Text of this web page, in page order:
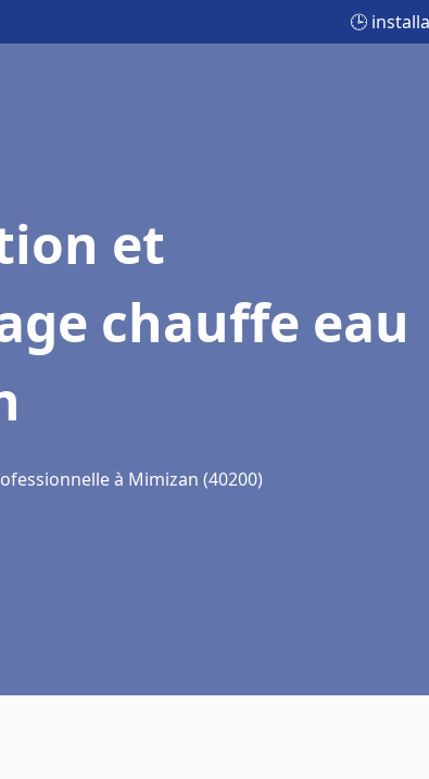
🕒
et
chauffe eau
à Mimizan (40200)